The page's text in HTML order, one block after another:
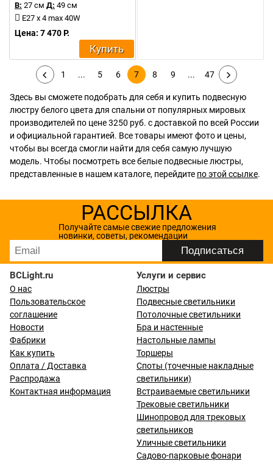
В: 27 см Д: 49 см
E27 x 4 max 40W
Цена: 7 470 Р.
Купить
1 ... 5 6 7 8 9 ... 47
Здесь вы сможете подобрать для себя и купить подвесную
люстру белого цвета для спальни от популярных мировых
производителей по цене 3250 руб. с доставкой по всей России
и официальной гарантией. Все товары имеют фото и цены,
чтобы вы всегда смогли найти для себя самую лучшую
модель. Чтобы посмотреть все белые подвесные люстры,
представленные в нашем каталоге, перейдите по этой ссылке.
РАССЫЛКА
Получайте самые свежие предложения
новинки, советы, рекомендации
BCLight.ru
О нас
Пользовательское
соглашение
Новости
Фабрики
Как купить
Оплата / Доставка
Распродажа
Контактная информация
Услуги и сервис
Люстры
Подвесные светильники
Потолочные светильники
Бра и настенные
Настольные лампы
Торшеры
Споты (точечные накладные
светильники)
Встраиваемые светильники
Трековые светильники
Шинопровод для трековых
светильников
Уличные светильники
Садово-парковые фонари